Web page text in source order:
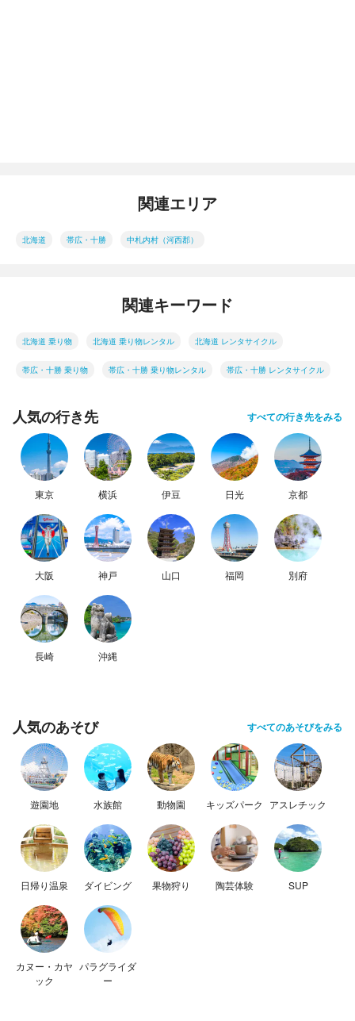
関連エリア
北海道 帯広・十勝 中札内村（河西郡）
関連キーワード
北海道 乗り物 北海道 乗り物レンタル 北海道 レンタサイクル
帯広・十勝 乗り物 帯広・十勝 乗り物レンタル 帯広・十勝 レンタサイクル
人気の行き先 すべての行き先をみる
東京 横浜 伊豆 日光 京都
大阪 神戸 山口 福岡 別府
長崎 沖縄
人気のあそび すべてのあそびをみる
遊園地 水族館 動物園 キッズパーク アスレチック
日帰り温泉 ダイビング 果物狩り 陶芸体験 SUP
カヌー・カヤ
ック
パラグライダ
ー